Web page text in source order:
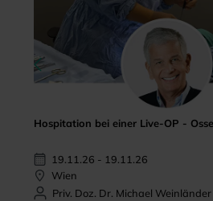
Hospitation bei einer Live-OP -
19.11.26 - 19.11.26
Wien
Priv. Doz. Dr. Michael Weinländer